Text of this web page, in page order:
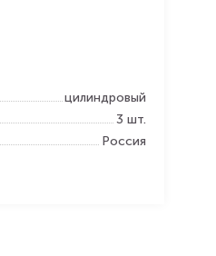
цилиндровый
3 шт.
Россия